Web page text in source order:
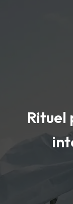
Rituel